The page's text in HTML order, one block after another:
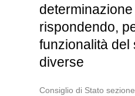
rispondendo,
funzionalità del
diverse
Consiglio di Stato